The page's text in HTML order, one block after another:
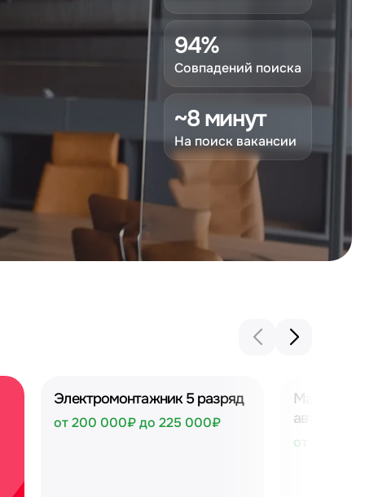
94%
Совпадений поиска
~8 минут
На поиск вакансии
Электромонтажник 5 разряд
от 200 000₽ до 225 000₽
Машинист
от 250